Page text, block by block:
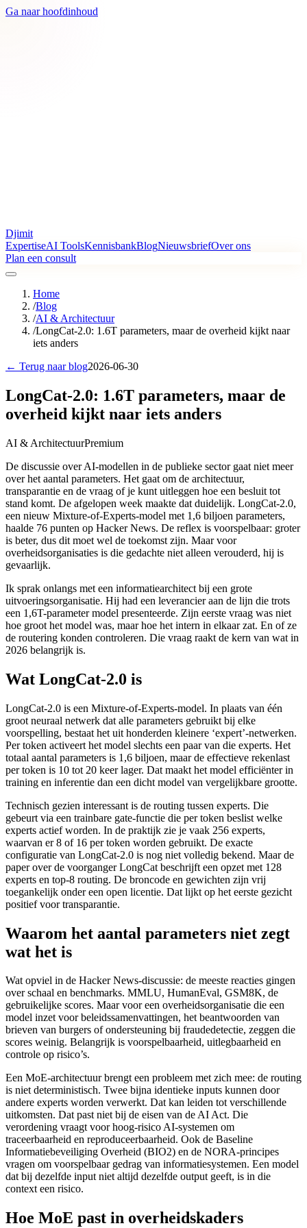
Ga naar hoofdinhoud
Djimit
ExpertiseAI ToolsKennisbankBlogNieuwsbriefOver ons
Plan een consult
Home
/Blog
/AI & Architectuur
/LongCat-2.0: 1.6T parameters, maar de overheid kijkt naar
iets anders
← Terug naar blog2026-06-30
LongCat-2.0: 1.6T parameters, maar de
overheid kijkt naar iets anders
AI & ArchitectuurPremium
De discussie over AI-modellen in de publieke sector gaat niet meer
over het aantal parameters. Het gaat om de architectuur,
transparantie en de vraag of je kunt uitleggen hoe een besluit tot
stand komt. De afgelopen week maakte dat duidelijk. LongCat-2.0,
een nieuw Mixture-of-Experts-model met 1,6 biljoen parameters,
haalde 76 punten op Hacker News. De reflex is voorspelbaar: groter
is beter, dus dit moet wel de toekomst zijn. Maar voor
overheidsorganisaties is die gedachte niet alleen verouderd, hij is
gevaarlijk.
Ik sprak onlangs met een informatiearchitect bij een grote
uitvoeringsorganisatie. Hij had een leverancier aan de lijn die trots
een 1,6T-parameter model presenteerde. Zijn eerste vraag was niet
hoe groot het model was, maar hoe het intern in elkaar zat. En of ze
de routering konden controleren. Die vraag raakt de kern van wat in
2026 belangrijk is.
Wat LongCat-2.0 is
LongCat-2.0 is een Mixture-of-Experts-model. In plaats van één
groot neuraal netwerk dat alle parameters gebruikt bij elke
voorspelling, bestaat het uit honderden kleinere ‘expert’-netwerken.
Per token activeert het model slechts een paar van die experts. Het
totaal aantal parameters is 1,6 biljoen, maar de effectieve rekenlast
per token is 10 tot 20 keer lager. Dat maakt het model efficiënter in
training en inferentie dan een dicht model van vergelijkbare grootte.
Technisch gezien interessant is de routing tussen experts. Die
gebeurt via een trainbare gate-functie die per token beslist welke
experts actief worden. In de praktijk zie je vaak 256 experts,
waarvan er 8 of 16 per token worden gebruikt. De exacte
configuratie van LongCat-2.0 is nog niet volledig bekend. Maar de
paper over de voorganger LongCat beschrijft een opzet met 128
experts en top-8 routing. De broncode en gewichten zijn vrij
toegankelijk onder een open licentie. Dat lijkt op het eerste gezicht
positief voor transparantie.
Waarom het aantal parameters niet zegt
wat het is
Wat opviel in de Hacker News-discussie: de meeste reacties gingen
over schaal en benchmarks. MMLU, HumanEval, GSM8K, de
gebruikelijke scores. Maar voor een overheidsorganisatie die een
model inzet voor beleidssamenvattingen, het beantwoorden van
brieven van burgers of ondersteuning bij fraudedetectie, zeggen die
scores weinig. Belangrijk is voorspelbaarheid, uitlegbaarheid en
controle op risico’s.
Een MoE-architectuur brengt een probleem met zich mee: de routing
is niet deterministisch. Twee bijna identieke inputs kunnen door
andere experts worden verwerkt. Dat kan leiden tot verschillende
uitkomsten. Dat past niet bij de eisen van de AI Act. Die
verordening vraagt voor hoog-risico AI-systemen om
traceerbaarheid en reproduceerbaarheid. Ook de Baseline
Informatiebeveiliging Overheid (BIO2) en de NORA-principes
vragen om voorspelbaar gedrag van informatiesystemen. Een model
dat bij dezelfde input niet altijd dezelfde output geeft, is in die
context een risico.
Hoe MoE past in overheidskaders